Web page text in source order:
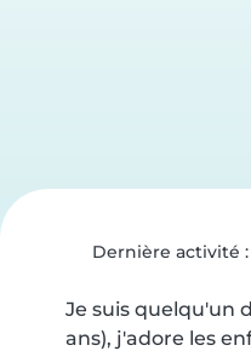
Dernière activité :
Je suis quelqu'un
ans), j'adore les